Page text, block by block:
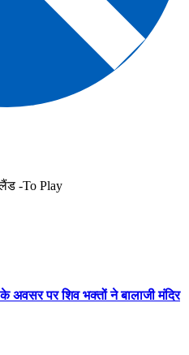
-To Play
के अवसर पर शिव भक्तों ने बालाजी मंदिर